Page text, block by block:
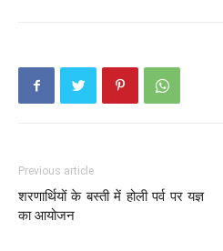
Previous article
शरणार्थियों के बस्ती में होली पर्व पर यज्ञ
का आयोजन